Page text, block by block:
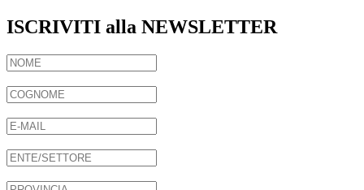
ISCRIVITI alla NEWSLETTER